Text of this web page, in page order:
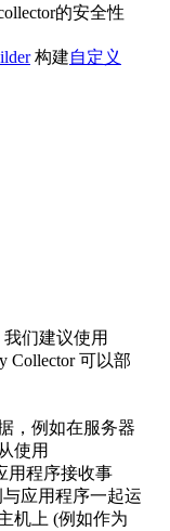
的安全性
构建自定义
们建议使用
Collector 可以部
，例如在服务器
使用
用程序接收事
应用程序一起运
机上 (例如作为